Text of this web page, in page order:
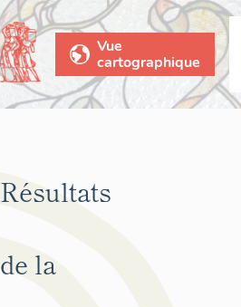
Vue
cartographique
Résultats
de la